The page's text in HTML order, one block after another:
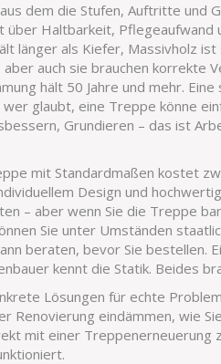
dem die Stufen, Auftritte und
über Haltbarkeit, Pflegeaufwand
länger als Kiefer, Massivholz
auch sie brauchen korrekte
hält 50 Jahre und mehr.
glaubt, eine Treppe könne
Grundieren – das ist
mit Standardmaßen kostet
Design und
– aber wenn Sie die Treppe
Sie unter Umständen
beraten, bevor Sie bestellen.
kennt die Statik. Beides
Lösungen für echte
Renovierung eindämmen, wie
mit einer Treppenerneuerung